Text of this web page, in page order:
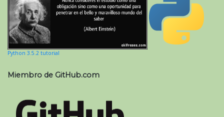
Python 3.5.2 tutorial
Miembro de GitHub.com